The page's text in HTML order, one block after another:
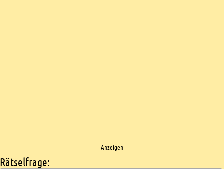
Anzeigen
Kreuzworträtsel suchen
Rätselfrage: